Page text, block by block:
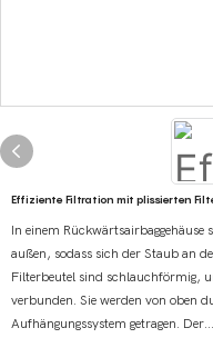
Effiziente Filtration mit plissierten
In einem
außen, sodass sich der Staub an
Filterbeutel sind schlauchförmig,
verbunden. Sie werden von oben
Aufhängungssystem getragen. Der...